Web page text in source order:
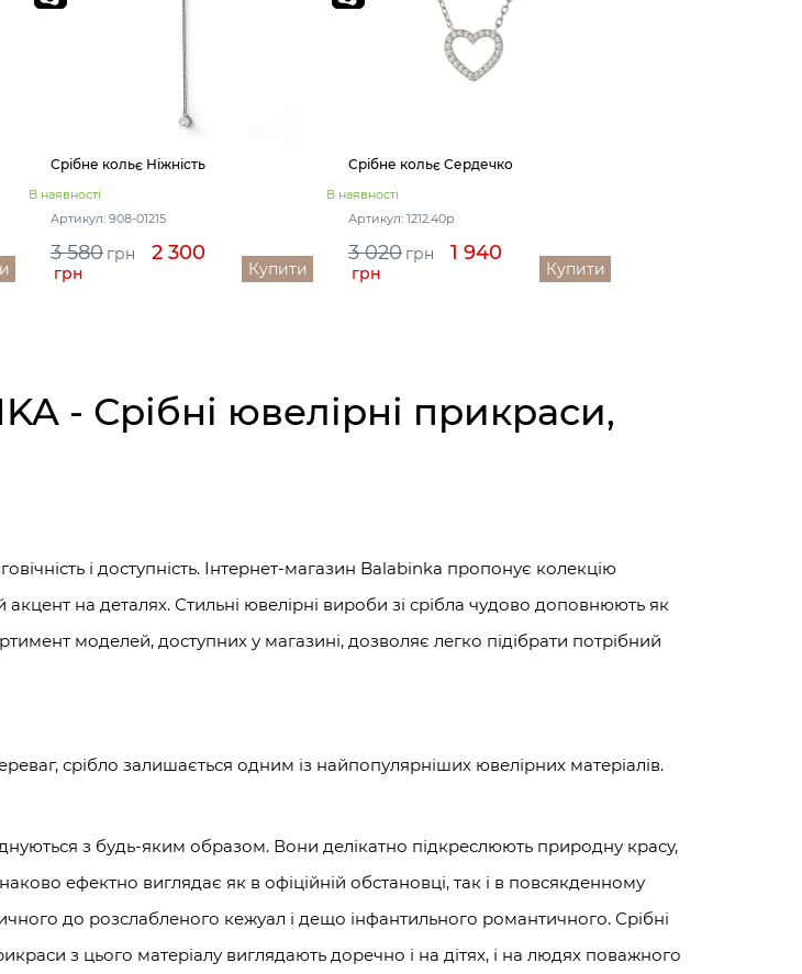
Срібне кольє Ніжність
В наявності
Артикул: 908-01215
3 580 грн 2 300
грн Купити
Срібне кольє Сердечко
В наявності
Артикул: 1212.40р
3 020 грн 1 940
грн Купити
- Срібні ювелірні прикраси,
і доступність. Інтернет-магазин Balabinka пропонує колекцію
на деталях. Стильні ювелірні вироби зі срібла чудово доповнюють як
моделей, доступних у магазині, дозволяє легко підібрати потрібний
срібло залишається одним із найпопулярніших ювелірних матеріалів.
з будь-яким образом. Вони делікатно підкреслюють природну красу,
ефектно виглядає як в офіційній обстановці, так і в повсякденному
до розслабленого кежуал і дещо інфантильного романтичного. Срібні
з цього матеріалу виглядають доречно і на дітях, і на людях поважного